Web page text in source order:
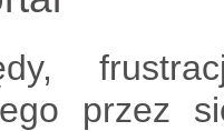
przez